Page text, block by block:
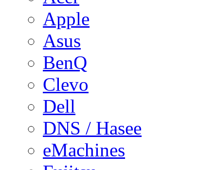
Apple
Asus
BenQ
Clevo
Dell
DNS / Hasee
eMachines